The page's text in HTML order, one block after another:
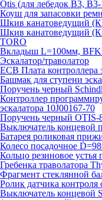
Otis (для лебедок B3,
Коуш для запасовки
Шкив канатоведущий
Шкив канатоведущий
TORO
Вкладыш L=100мм,
Эскалатор/траволатор
ECB Плата контроллера
Башмак для ступени
Поручень черный
Контроллер
эскалатора 10J00167-70
Поручень черный OTIS-
Выключатель концевой
Батарея роликовая
Колесо посадочное
Кольцо резиновое устья
Гребенка траволатора
Фрагмент стеклянной
Ролик датчика контроля
Выключатель концевой